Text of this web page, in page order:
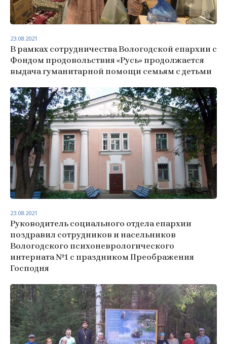
В рамках сотрудничества Вологодской епархии с
Фондом продовольствия «Русь» продолжается
выдача гуманитарной помощи семьям с детьми
23.08.2021
Руководитель социального отдела епархии
поздравил сотрудников и насельников
Вологодского психоневрологического
интерната №1 с праздником Преображения
Господня
23.08.2021